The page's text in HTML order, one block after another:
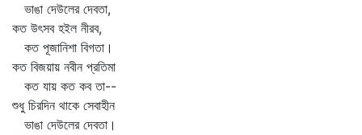
ভাঙা দেউলের দেবতা,
কত উৎসব হইল নীরব,
কত পূজানিশা বিগতা।
কত বিজয়ায় নবীন প্রতিমা
কত যায় কত কব তা--
শুধু চিরদিন থাকে সেবাহীন
ভাঙা দেউলের দেবতা।